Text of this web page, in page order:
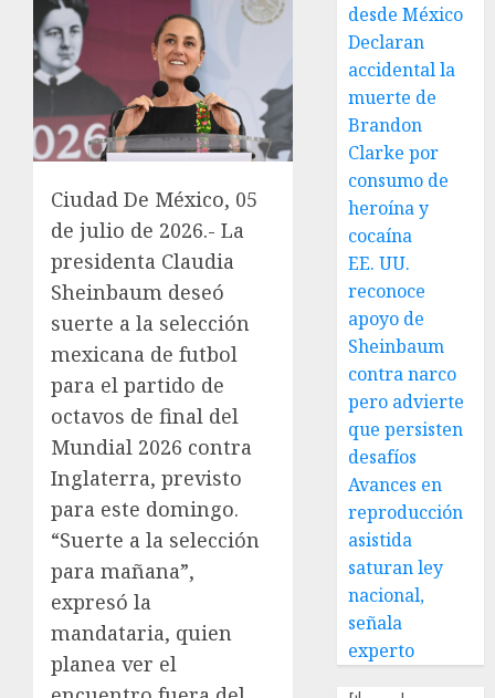
Ciudad De México, 05
de julio de 2026.- La
presidenta Claudia
Sheinbaum deseó
suerte a la selección
mexicana de futbol
para el partido de
octavos de final del
Mundial 2026 contra
Inglaterra, previsto
para este domingo.
“Suerte a la selección
para mañana”,
expresó la
mandataria, quien
planea ver el
desde México
Declaran
accidental la
muerte de
Brandon
Clarke por
consumo de
heroína y
cocaína
EE. UU.
reconoce
apoyo de
Sheinbaum
contra narco
pero advierte
que persisten
desafíos
Avances en
reproducción
asistida
saturan ley
nacional,
señala
experto